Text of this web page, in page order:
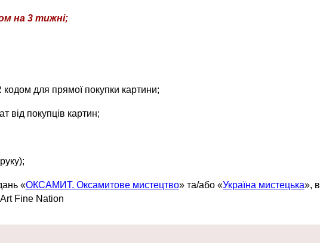
на 3тижні;
кодом для прямої покупки картини;
від покупців картин;
«ОКСАМИТ. Оксамитове мистецтво» та/або «Україна мистецька», в
Art Fine Nation